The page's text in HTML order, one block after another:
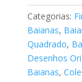
Categorias:
Baianas,
Quadrado,
Desenhos
Baianas,